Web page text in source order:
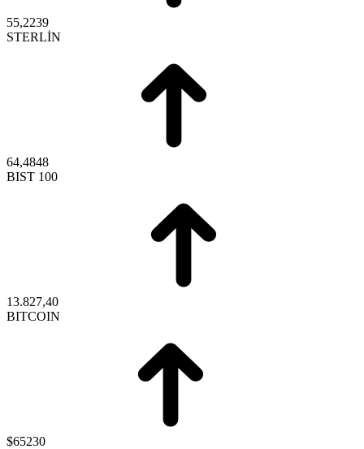
55,2239
STERLİN
64,4848
BIST 100
13.827,40
BITCOIN
$65230